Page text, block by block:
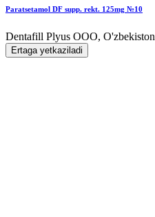
Paratsetamol DF supp. rekt. 125mg №10
Dentafill Plyus OOO, O'zbekiston
Ertaga yetkaziladi